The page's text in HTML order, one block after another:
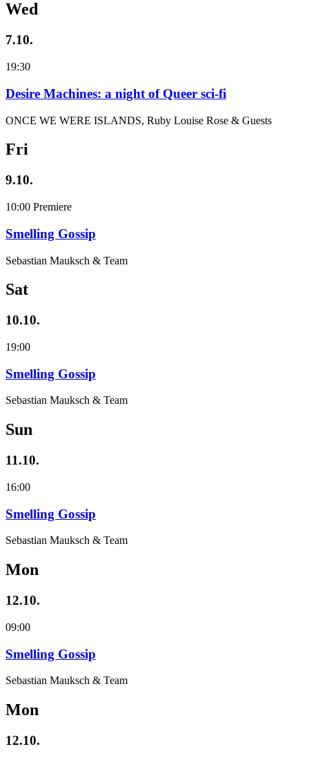
Wed
7.10.
19:30
Desire Machines: a night of Queer sci-fi
ONCE WE WERE ISLANDS, Ruby Louise Rose & Guests
Fri
9.10.
10:00 Premiere
Smelling Gossip
Sebastian Mauksch & Team
Sat
10.10.
19:00
Smelling Gossip
Sebastian Mauksch & Team
Sun
11.10.
16:00
Smelling Gossip
Sebastian Mauksch & Team
Mon
12.10.
09:00
Smelling Gossip
Sebastian Mauksch & Team
Mon
12.10.